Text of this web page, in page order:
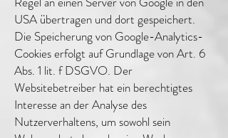
USA übertragen und dort gespeichert.
Die Speicherung von Google-Analytics-
Cookies erfolgt auf Grundlage von Art. 6
Abs. 1 lit. f DSGVO. Der
Websitebetreiber hat ein berechtigtes
Interesse an der Analyse des
Nutzerverhaltens, um sowohl sein